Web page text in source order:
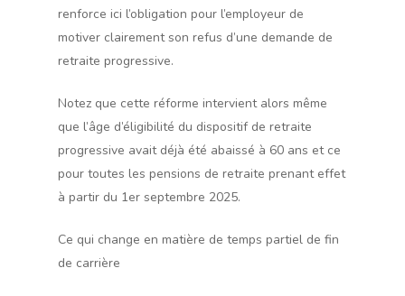
renforce ici l’obligation pour l’employeur de
motiver clairement son refus d’une demande de
retraite progressive.
Notez que cette réforme intervient alors même
que l’âge d’éligibilité du dispositif de retraite
progressive avait déjà été abaissé à 60 ans et ce
pour toutes les pensions de retraite prenant effet
à partir du 1er septembre 2025.
Ce qui change en matière de temps partiel de fin
de carrière